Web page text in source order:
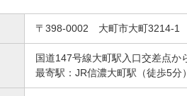
〒398-0002 大町市大町3214-1
国道147号線大町駅入口交差点か
最寄駅：JR信濃大町駅（徒歩5分）